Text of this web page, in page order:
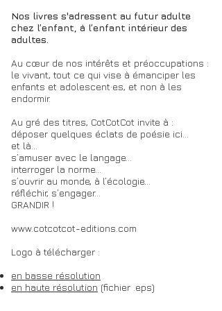
Nos livres s'adressent au futur adulte
chez l’enfant, à l’enfant intérieur des
adultes.
Au cœur de nos intérêts et préoccupations :
le vivant, tout ce qui vise à émanciper les
enfants et adolescent·es, et non à les
endormir.
Au gré des titres, CotCotCot invite à :
déposer quelques éclats de poésie ici…
et là…
s’amuser avec le langage…
interroger la norme…
s’ouvrir au monde, à l’écologie…
réfléchir, s’engager…
GRANDIR !
www.cotcotcot-editions.com
Logo à télécharger :
en basse résolution
en haute résolution (fichier .eps)